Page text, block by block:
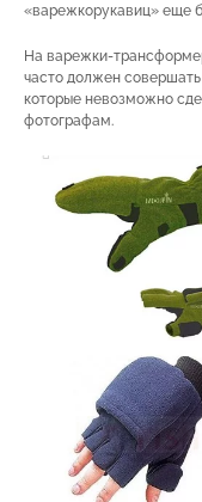
«варежкорукавиц» еще
На варежки-
часто должен
которые невозможно
фотографам.